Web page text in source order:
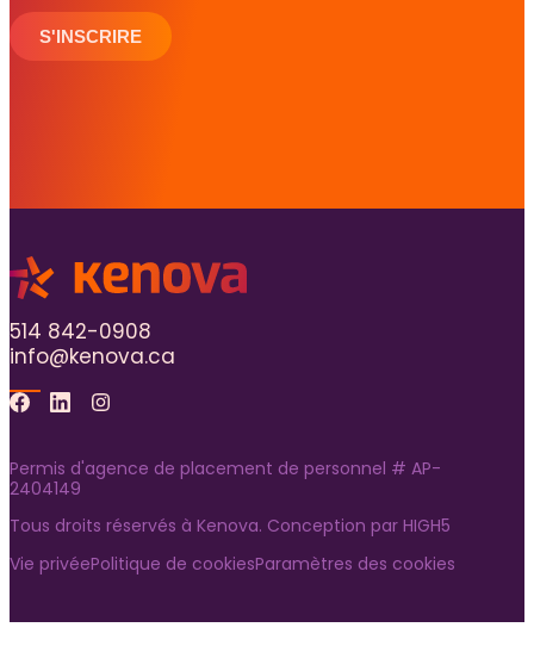
S'INSCRIRE
514 842-0908
info@kenova.ca
Facebook
LinkedinInstagram
Permis d'agence de placement de personnel # AP-
2404149
Tous droits réservés à Kenova. Conception par HIGH5
Vie privéePolitique de cookiesParamètres des cookies